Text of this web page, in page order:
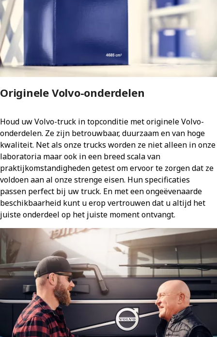
Originele Volvo-onderdelen
Houd uw Volvo-truck in topconditie met originele Volvo-
onderdelen. Ze zijn betrouwbaar, duurzaam en van hoge
kwaliteit. Net als onze trucks worden ze niet alleen in onze
laboratoria maar ook in een breed scala van
praktijkomstandigheden getest om ervoor te zorgen dat ze
voldoen aan al onze strenge eisen. Hun specificaties
passen perfect bij uw truck. En met een ongeëvenaarde
beschikbaarheid kunt u erop vertrouwen dat u altijd het
juiste onderdeel op het juiste moment ontvangt.